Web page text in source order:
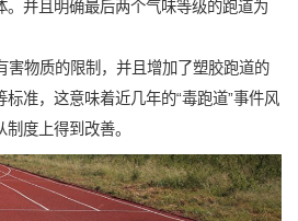
。并且明确最后两个气味等级的跑道为
害物质的限制，并且增加了塑胶跑道的
准，这意味着近几年的“毒跑道”事件风
度上得到改善。